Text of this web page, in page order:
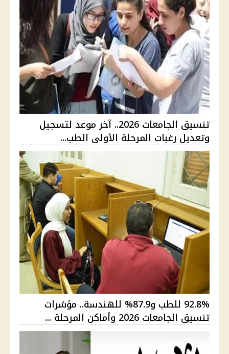
تنسيق الجامعات 2026.. آخر موعد لتسجيل
وتعديل رغبات المرحلة الأولى الطب...
92.8% للطب و87.9% للهندسة.. مؤشرات
تنسيق الجامعات 2026 وأماكن المرحلة ...